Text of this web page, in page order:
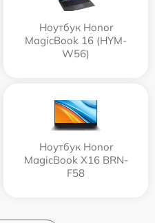
Ноутбук Honor
MagicBook 16 (HYM-
W56)
Ноутбук Honor
MagicBook X16 BRN-
F58